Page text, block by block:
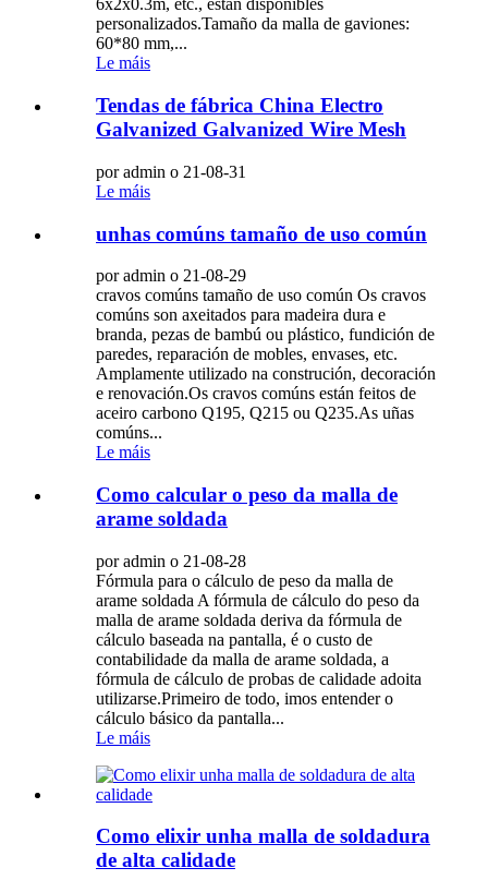
6x2x0.3m, etc., están dispoñibles
personalizados.Tamaño da malla de gaviones:
60*80 mm,...
Le máis
Tendas de fábrica China Electro
Galvanized Galvanized Wire Mesh
por admin o 21-08-31
Le máis
unhas comúns tamaño de uso común
por admin o 21-08-29
cravos comúns tamaño de uso común Os cravos
comúns son axeitados para madeira dura e
branda, pezas de bambú ou plástico, fundición de
paredes, reparación de mobles, envases, etc.
Amplamente utilizado na construción, decoración
e renovación.Os cravos comúns están feitos de
aceiro carbono Q195, Q215 ou Q235.As uñas
comúns...
Le máis
Como calcular o peso da malla de
arame soldada
por admin o 21-08-28
Fórmula para o cálculo de peso da malla de
arame soldada A fórmula de cálculo do peso da
malla de arame soldada deriva da fórmula de
cálculo baseada na pantalla, é o custo de
contabilidade da malla de arame soldada, a
fórmula de cálculo de probas de calidade adoita
utilizarse.Primeiro de todo, imos entender o
cálculo básico da pantalla...
Le máis
Como elixir unha malla de soldadura
de alta calidade